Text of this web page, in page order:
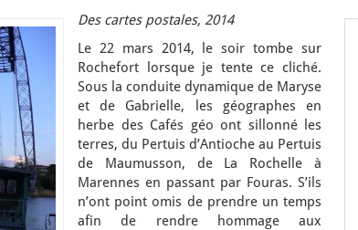
Des cartes postales, 2014
Le 22 mars 2014, le soir tombe sur
Rochefort lorsque je tente ce cliché.
Sous la conduite dynamique de Maryse
et de Gabrielle, les géographes en
herbe des Cafés géo ont sillonné les
terres, du Pertuis d’Antioche au Pertuis
de Maumusson, de La Rochelle à
Marennes en passant par Fouras. S’ils
n’ont point omis de prendre un temps
afin de rendre hommage aux